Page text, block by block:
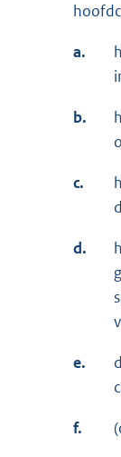
a.
b.
c.
d.
e.
f.